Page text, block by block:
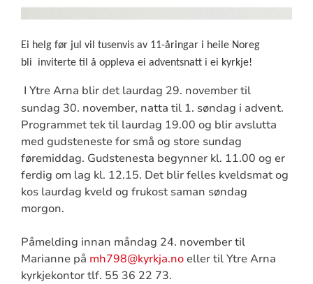
Ei helg før jul vil tusenvis av 11-åringar i heile Noreg
bli
inviterte til å oppleva ei adventsnatt i ei kyrkje!
I Ytre Arna blir det laurdag 29. november til
sundag 30. november, natta til 1. søndag i advent.
Programmet tek til laurdag 19.00 og blir avslutta
med gudsteneste for små og store sundag
føremiddag. Gudstenesta begynner kl. 11.00 og er
ferdig om lag kl. 12.15. Det blir felles kveldsmat og
kos laurdag kveld og frukost saman søndag
morgon.
Påmelding innan måndag 24. november til
Marianne på mh798@kyrkja.noeller til Ytre Arna
kyrkjekontor tlf. 55 36 22 73.